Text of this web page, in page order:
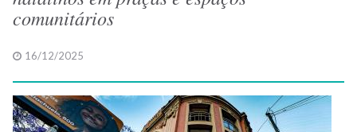
comunitários
16/12/2025